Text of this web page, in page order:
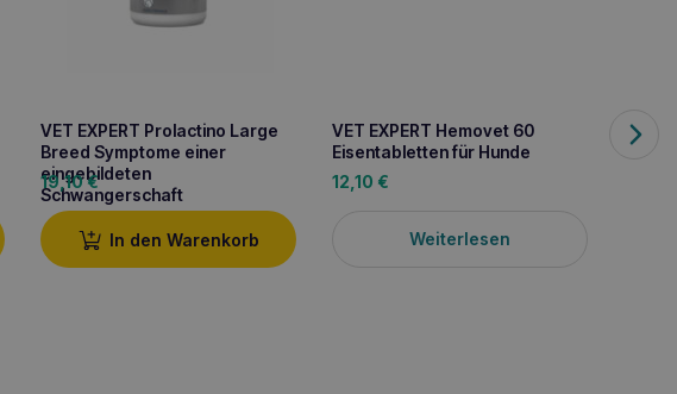
VET EXPERT Prolactino Large
Breed Symptome einer
eingebildeten
Schwangerschaft
19,10€
In den Warenkorb
VET EXPERT Hemovet 60
Eisentabletten für Hunde
12,10 €
Weiterlesen